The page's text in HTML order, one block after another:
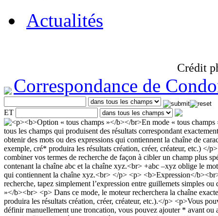
Actualités
Crédit
Correspondance de
ET